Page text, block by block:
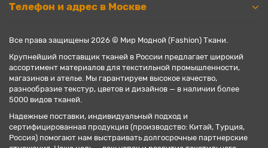
Телефон и адрес в Москве
Все права защищены 2026 © Мир Модной (Fashion) Ткани.
Крупнейший поставщик тканей в России предлагает широкий
ассортимент материалов для текстильной промышленности,
магазинов и ателье. Мы гарантируем высокое качество,
разнообразие текстур, цветов и дизайнов — в наличии более
5000 видов тканей.
Надежные поставки, индивидуальный подход и
сертифицированная продукция (производство: Китай, Турция,
Россия) помогают нам выстраивать долгосрочные партнерские